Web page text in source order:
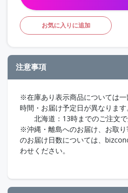
お気に入りに追加
注意事項
※在庫あり表示商品については
時間・お届け予定日が異なります
北海道：13時までのご注文で
※沖縄・離島へのお届け、お取
のお届け日数については、
わせください。